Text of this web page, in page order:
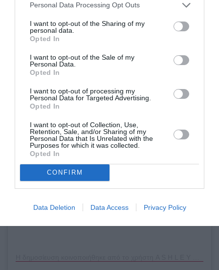
Personal Data Processing Opt Outs
I want to opt-out of the Sharing of my
personal data.
Opted In
I want to opt-out of the Sale of my
Personal Data.
Opted In
I want to opt-out of processing my
Personal Data for Targeted Advertising.
Opted In
I want to opt-out of Collection, Use,
Retention, Sale, and/or Sharing of my
Personal Data that Is Unrelated with the
Purposes for which it was collected.
Opted In
CONFIRM
Data Deletion Data Access Privacy Policy
Δείτε αυτή τη δημοσίευση στο Instagram.